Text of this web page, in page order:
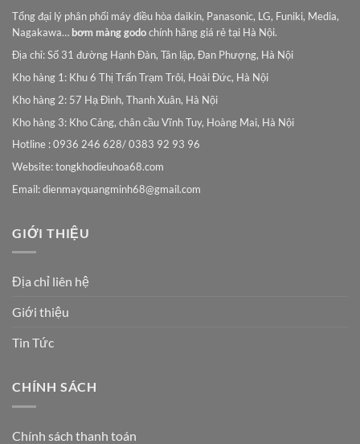
Tổng đại lý phân phối máy điều hòa daikin, Panasonic, LG, Funiki, Media,
Nagakawa… bơm màng godochính hãng giá rẻ tại Hà Nội.
Địa chỉ: Số 31 đường Hạnh Đàn, Tân lập, Đan Phượng, Hà Nội
Kho hàng 1: Khu 6 Thị Trấn Trạm Trôi, Hoài Đức, Hà Nội
Kho hàng 2: 57 Hạ Đình, Thanh Xuân, Hà Nội
Kho hàng 3: Kho Cảng, chân cầu Vĩnh Tuy, Hoàng Mai, Hà Nội
Hotline : 0936 246 628/ 0383 92 93 96
Website: tongkhodieuhoa68.com
Email:dienmayquangminh68@gmail.com
GIỚI THIỆU
Địa chỉ liên hệ
Giới thiệu
Tin Tức
CHÍNH SÁCH
Chính sách thanh toán